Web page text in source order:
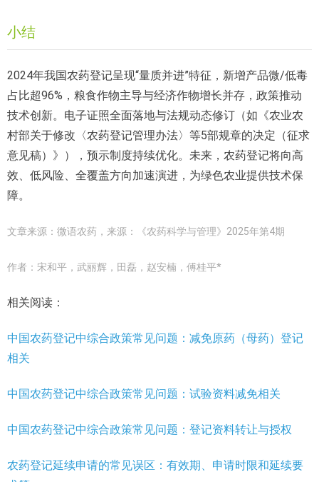
小结
2024年我国农药登记呈现“量质并进”特征，新增产品微/低毒
占比超96%，粮食作物主导与经济作物增长并存，政策推动
技术创新。电子证照全面落地与法规动态修订（如《农业农
村部关于修改〈农药登记管理办法〉等5部规章的决定（征求
意见稿）》），预示制度持续优化。未来，农药登记将向高
效、低风险、全覆盖方向加速演进，为绿色农业提供技术保
障。
文章来源：微语农药， 来源：《农药科学与管理》2025年第4期
作者：宋和平，武丽辉，田磊，赵安楠，傅桂平*
相关阅读：
中国农药登记中综合政策常见问题：减免原药（母药）登记
相关
中国农药登记中综合政策常见问题：试验资料减免相关
中国农药登记中综合政策常见问题：登记资料转让与授权
农药登记延续申请的常见误区：有效期、申请时限和延续要